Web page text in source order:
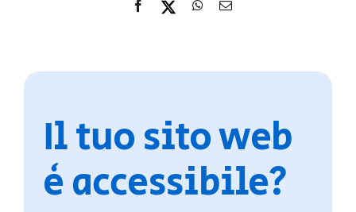
Il tuo sito web
è accessibile?